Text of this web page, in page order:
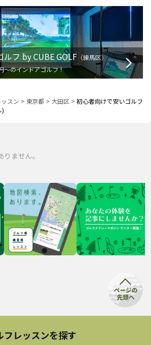
フ by CUBE GOLF （練馬区）
〜のインドアゴルフ！
ッスン > 東京都 > 大田区 > 初心者向けで安いゴルフ
)
ません。
フレッスンを探す